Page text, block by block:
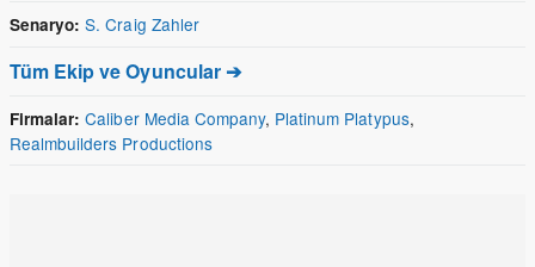
Senaryo: S. Craig Zahler
Tüm Ekip ve Oyuncular ➔
Firmalar: Caliber Media Company, Platinum Platypus,
Realmbuilders Productions